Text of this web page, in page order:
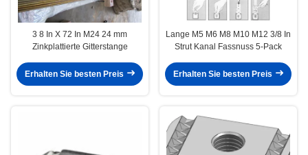
3 8 In X 72 In M24 24 mm
Zinkplattierte Gitterstange
Erhalten Sie besten Preis
Lange M5 M6 M8 M10 M12 3/8 In
Strut Kanal Fassnuss 5-Pack
Erhalten Sie besten Preis